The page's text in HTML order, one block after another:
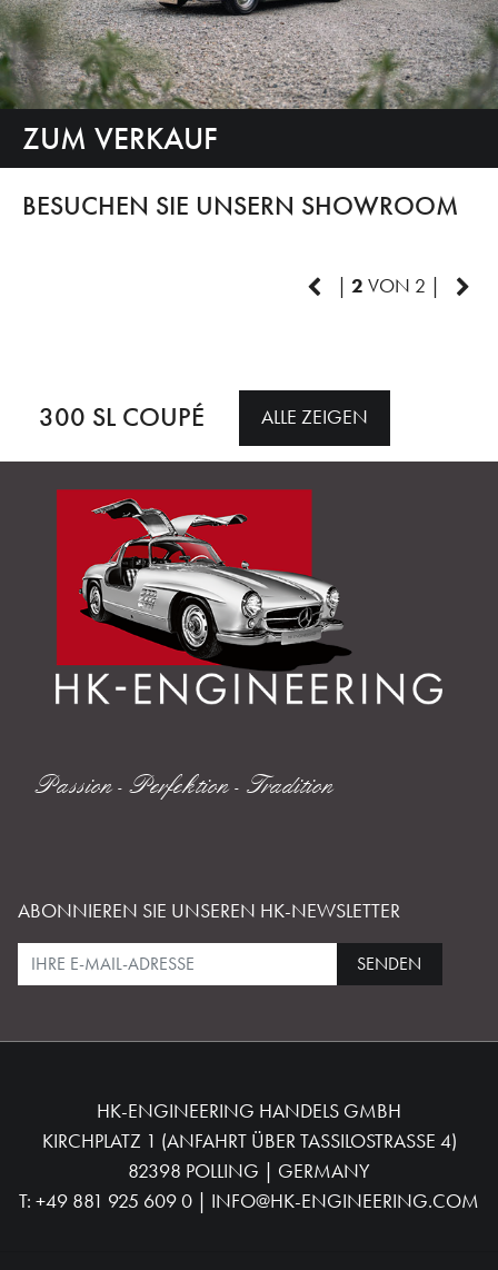
SHOWROOM
ZEIGEN
BESUCHEN SIE
300 SL ROADSTER
Passion - Perfektion - Tradition
ABONNIEREN SIE UNSEREN HK-NEWSLETTER
SENDEN
HK-ENGINEERING HANDELS GMBH
KIRCHPLATZ 1 (ANFAHRT ÜBER TASSILOSTRASSE 4)
82398 POLLING | GERMANY
T: +49 881 925 609 0 | INFO@HK-ENGINEERING.COM